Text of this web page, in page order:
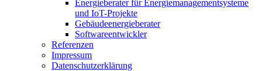
Energieberater für Energiemanagementsysteme
und IoT-Projekte
Gebäudeenergieberater
Softwareentwickler
Referenzen
Impressum
Datenschutzerklärung